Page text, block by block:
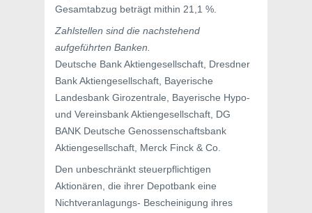
Gesamtabzug beträgt mithin 21,1 %.
Zahlstellen sind die nachstehend
aufgeführten Banken.
Deutsche Bank Aktiengesellschaft, Dresdner
Bank Aktiengesellschaft, Bayerische
Landesbank Girozentrale, Bayerische Hypo-
und Vereinsbank Aktiengesellschaft, DG
BANK Deutsche Genossenschaftsbank
Aktiengesellschaft, Merck Finck & Co.
Den unbeschränkt steuerpflichtigen
Aktionären, die ihrer Depotbank eine
Nichtveranlagungs- Bescheinigung ihres